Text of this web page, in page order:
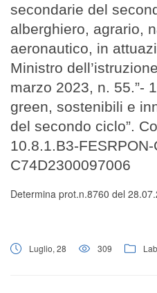
secondarie del
alberghiero, agrario,
aeronautico, in
Ministro
marzo 2023, n. 55.”-
green, sostenibili e
del secondo ciclo”.
10.8.1.B3-
C74D2300097006
Determina prot.n.8760 del
Luglio, 28 309